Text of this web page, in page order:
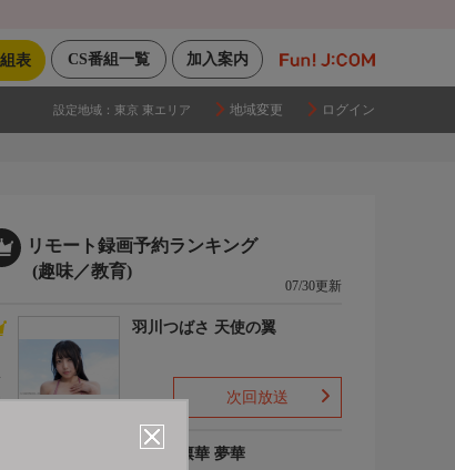
加入案内
CS番組一覧
表
設定地域： 東京 東エリア 地域変更 ログイン
リモート録画予約ランキング
(趣味／教育)
07/30更新
羽川つばさ 天使の翼
次回放送
ゆめの凛華 夢華